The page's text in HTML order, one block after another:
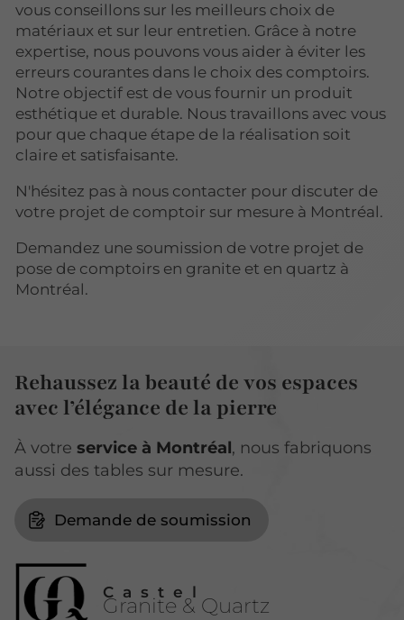
vous conseillons sur les meilleurs choix de
matériaux et sur leur entretien. Grâce à notre
expertise, nous pouvons vous aider à éviter les
erreurs courantes dans le choix des comptoirs.
Notre objectif est de vous fournir un produit
esthétique et durable. Nous travaillons avec vous
pour que chaque étape de la réalisation soit
claire et satisfaisante.
N'hésitez pas à nous contacter pour discuter de
votre projet de comptoir sur mesure à Montréal.
Demandez une soumission de votre projet de
pose de comptoirs en granite et en quartz à
Montréal.
Castel
Granite & Quartz
Rehaussez la beauté de vos espaces
avec l’élégance de la pierre
À votre service à Montréal, nous fabriquons
aussi des tables sur mesure.
Demande de soumission